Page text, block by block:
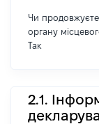
Чи
органу
Так
2.1.